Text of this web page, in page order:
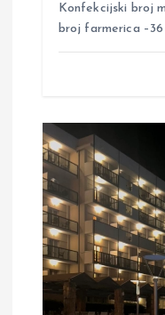
Konfekcijski broj
broj farmerica